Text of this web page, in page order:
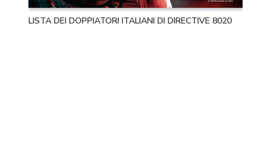
LISTA DEI DOPPIATORI ITALIANI DI DIRECTIVE 8020